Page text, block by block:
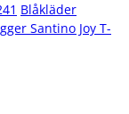
Blåkläder
Santino Joy T-